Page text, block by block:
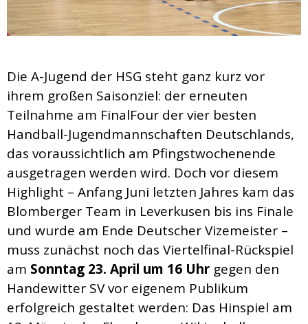
Die A-Jugend der HSG steht ganz kurz vor
ihrem großen Saisonziel: der erneuten
Teilnahme am FinalFour der vier besten
Handball-Jugendmannschaften Deutschlands,
das voraussichtlich am Pfingstwochenende
ausgetragen werden wird. Doch vor diesem
Highlight – Anfang Juni letzten Jahres kam das
Blomberger Team in Leverkusen bis ins Finale
und wurde am Ende Deutscher Vizemeister –
muss zunächst noch das Viertelfinal-Rückspiel
am Sonntag 23. April um 16 Uhr gegen den
Handewitter SV vor eigenem Publikum
erfolgreich gestaltet werden: Das Hinspiel am